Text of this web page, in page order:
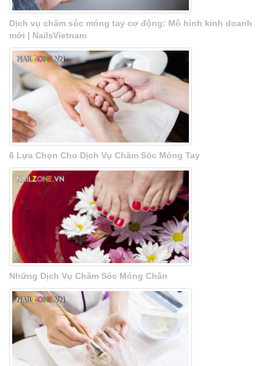
Dịch vụ chăm sóc móng tay cơ động: Mô hình kinh doanh
mới | NailsVietnam
6 Lựa Chọn Cho Dịch Vụ Chăm Sóc Móng Tay
Những Dịch Vụ Chăm Sóc Móng Chân